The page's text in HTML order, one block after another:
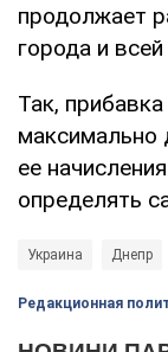
продолжает
города и
Так,
максимально
ее
определять
Украина Днепр
Редакционная